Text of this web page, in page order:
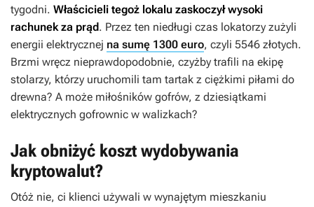
tygodni. Właścicieli tegoż lokalu zaskoczył wysoki
rachunek za prąd. Przez ten niedługi czas lokatorzy zużyli
energii elektrycznej na sumę 1300 euro, czyli 5546 złotych.
Brzmi wręcz nieprawdopodobnie, czyżby trafili na ekipę
stolarzy, którzy uruchomili tam tartak z ciężkimi piłami do
drewna? A może miłośników gofrów, z dziesiątkami
elektrycznych gofrownic w walizkach?
Jak obniżyć koszt wydobywania
kryptowalut?
Otóż nie, ci klienci używali w wynajętym mieszkaniu